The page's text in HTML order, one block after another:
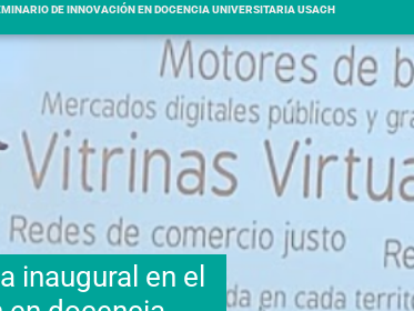
DE INNOVACIÓN EN DOCENCIA UNIVERSITARIA USACH
inaugural en el